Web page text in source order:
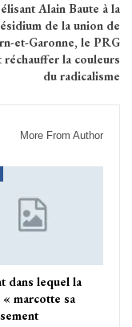
Alain Baute à la
de la union de
et-Garonne, le PRG
réchauffer la couleurs
du radicalisme
More From Author
dans lequel la
marcotte sa